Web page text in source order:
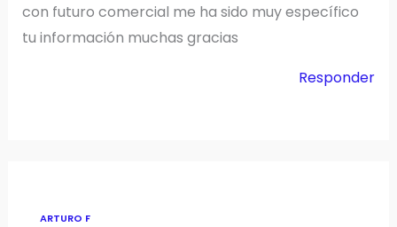
con futuro comercial me ha sido muy específico
tu información muchas gracias
Responder
ARTURO F